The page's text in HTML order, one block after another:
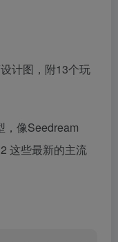
，像Seedream
这些最新的主流